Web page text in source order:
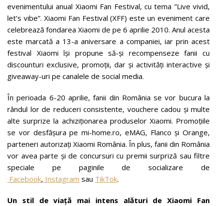
evenimentului anual Xiaomi Fan Festival, cu tema ”Live vivid,
let’s vibe”. Xiaomi Fan Festival (XFF) este un eveniment care
celebrează fondarea Xiaomi de pe 6 aprilie 2010. Anul acesta
este marcată a 13-a aniversare a companiei, iar prin acest
festival Xiaomi își propune să-și recompenseze fanii cu
discounturi exclusive, promoții, dar și activități interactive și
giveaway-uri pe canalele de social media.
În perioada 6-20 aprilie, fanii din România se vor bucura la
rândul lor de reduceri consistente, vouchere cadou și multe
alte surprize la achiziționarea produselor Xiaomi. Promoțiile
se vor desfășura pe mi-home.ro, eMAG, Flanco și Orange,
parteneri autorizați Xiaomi România. În plus, fanii din România
vor avea parte și de concursuri cu premii surpriză sau filtre
speciale pe paginile de socializare de
Facebook, Instagram sau TikTok.
Un stil de viață mai intens alături de Xiaomi Fan